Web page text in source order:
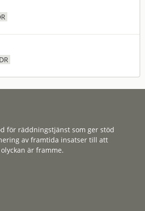
för räddningstjänst som ger stöd
av framtida insatser till att
är framme.